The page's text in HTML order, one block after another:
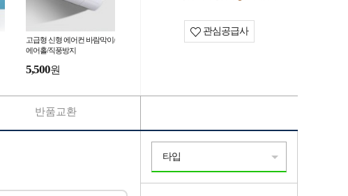
고급형 신형 에어컨 바람막이/
에어홀/직풍방지
5,500원
관심공급사
반품교환
타입